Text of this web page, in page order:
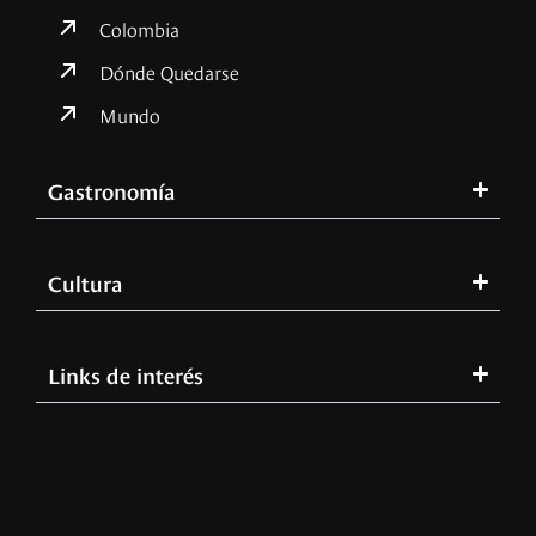
Colombia
Dónde Quedarse
Mundo
Gastronomía
Cultura
Links de interés